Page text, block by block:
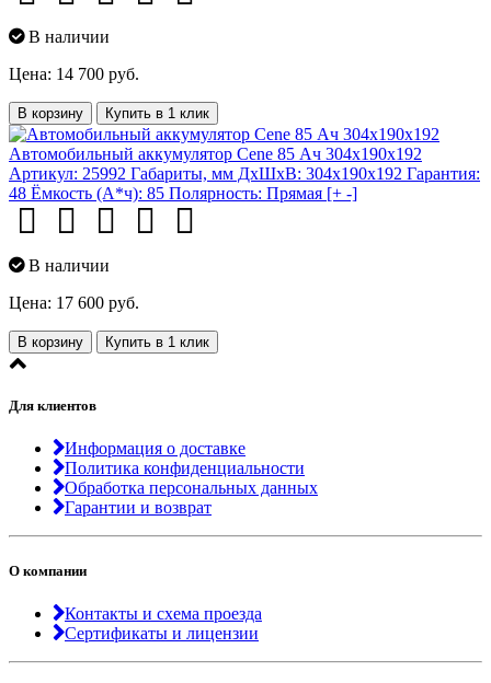
В наличии
Цена: 14 700 руб.
В корзину Купить в 1 клик
Автомобильный аккумулятор Cene 85 Ач 304x190x192
Артикул: 25992 Габариты, мм ДхШхВ: 304x190x192 Гарантия:
48 Ёмкость (А*ч): 85 Полярность: Прямая [+ -]
В наличии
Цена: 17 600 руб.
В корзину Купить в 1 клик
Для клиентов
Информация о доставке
Политика конфиденциальности
Обработка персональных данных
Гарантии и возврат
О компании
Контакты и схема проезда
Сертификаты и лицензии